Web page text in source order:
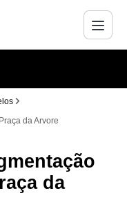
da Arvore
da